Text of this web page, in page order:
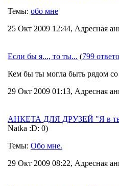
Темы: обо мне
25 Окт 2009 12:44, Адресная
Если бы я..., то ты... (799
Кем бы ты могла быть рядом
29 Окт 2009 01:13, Адресная
АНКЕТА ДЛЯ ДРУЗЕЙ "Я в
Natka :D: 0)
Темы: Обо мне.
29 Окт 2009 08:22, Адресная